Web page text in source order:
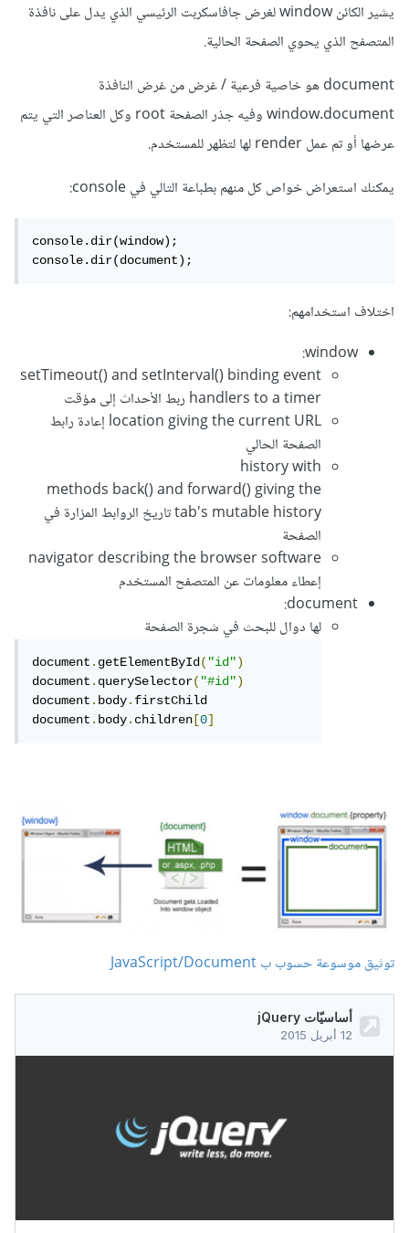
يشير الكائن window لغرض جافاسكربت الرئيسي الذي يدل على نافذة
المتصفح الذي يحوي الصفحة الحالية.
document هو خاصية فرعية / غرض من غرض النافذة
window.document وفيه جذر الصفحة root وكل العناصر التي يتم
عرضها أو تم عمل render لها لتظهر للمستخدم.
يمكنك استعراض خواص كل منهم بطباعة التالي في console:
console.dir(window);
console.dir(document);
اختلاف استخدامهم:
window:
setTimeout() and setInterval() binding event
handlers to a timer ربط الأحداث إلى مؤقت
location giving the current URL إعادة رابط
الصفحة الحالي
history with
methods back() and forward() giving the
tab's mutable history تاريخ الروابط المزارة في
الصفحة
navigator describing the browser software
إعطاء معلومات عن المتصفح المستخدم
document:
لها دوال للبحث في شجرة الصفحة
document.getElementById("id")
document.querySelector("#id")
document.body.firstChild
document.body.children [0]
توثيق موسوعة حسوب ب JavaScript/Document